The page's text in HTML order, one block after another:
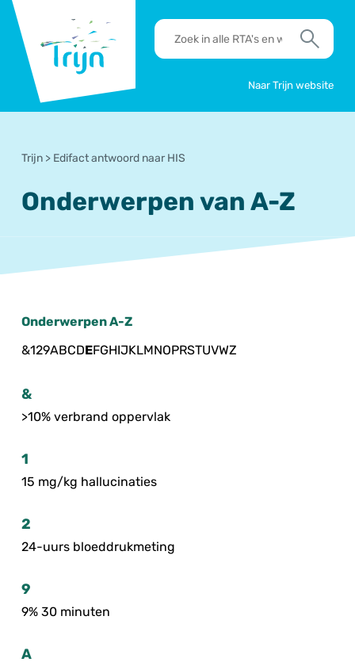
Trijn
RTA's
en
Zoek
Naar Trijn website
Trijn > Edifact antwoord naar HIS
Onderwerpen van A-Z
Onderwerpen A-Z
&129ABCDEFGHIJKLMNOPRSTUVWZ
&
>10% verbrand oppervlak
1
15 mg/kg hallucinaties
2
24-uurs bloeddrukmeting
9
9% 30 minuten
A